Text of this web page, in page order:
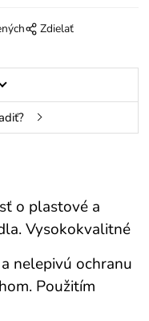
Zdielať
o plastové a
Vysokokvalitné
nelepivú ochranu
Použitím